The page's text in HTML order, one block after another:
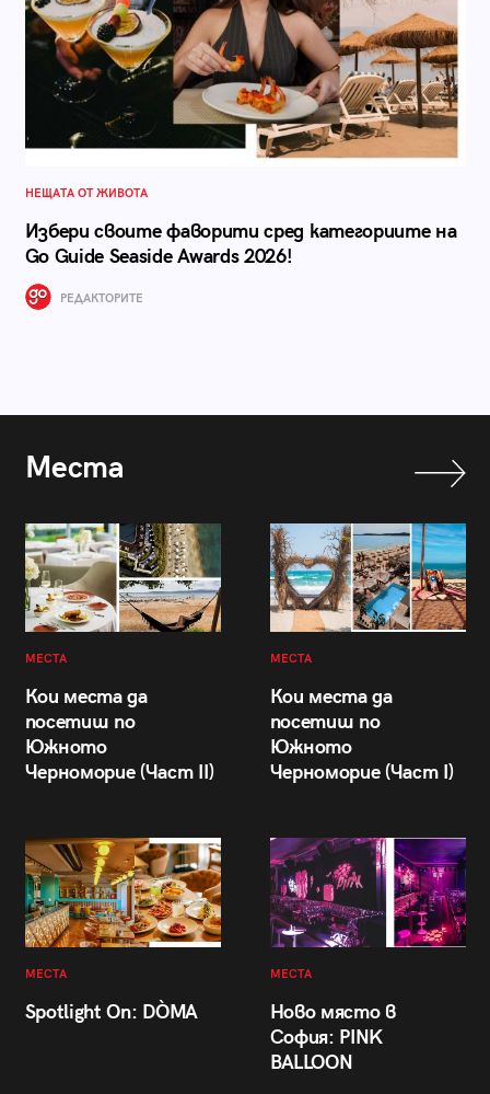
НЕЩАТА ОТ ЖИВОТА
Избери своите фаворити сред категориите на
Go Guide Seaside Awards 2026!
РЕДАКТОРИТЕ
Места
МЕСТА
Кои места да
посетиш по
Южното
Черноморие (Част II)
МЕСТА
Кои места да
посетиш по
Южното
Черноморие (Част I)
МЕСТА
Spotlight On: DÒMA
МЕСТА
Ново място в
София: PINK
BALLOON